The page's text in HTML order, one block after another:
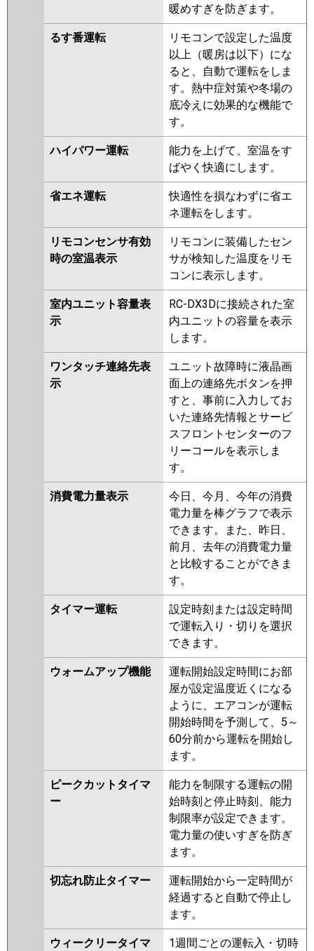
暖めすぎを防ぎます。
るす番運転
リモコンで設定した温度
以上（暖房は以下）にな
ると、自動で運転をしま
す。熱中症対策や冬場の
底冷えに効果的な機能で
す。
ハイパワー運転
能力を上げて、室温をす
ばやく快適にします。
省エネ運転
快適性を損なわずに省エ
ネ運転をします。
リモコンセンサ有効
時の室温表示
リモコンに装備したセン
サが検知した温度をリモ
コンに表示します。
室内ユニット容量表
示
RC-DX3Dに接続された室
内ユニットの容量を表示
します。
ワンタッチ連絡先表
示
ユニット故障時に液晶画
面上の連絡先ボタンを押
すと、事前に入力してお
いた連絡先情報とサービ
スフロントセンターのフ
リーコールを表示しま
す。
消費電力量表示
今日、今月、今年の消費
電力量を棒グラフで表示
できます。また、昨日、
前月、去年の消費電力量
と比較することができま
す。
タイマー運転
設定時刻または設定時間
で運転入り・切りを選択
できます。
ウォームアップ機能
運転開始設定時間にお部
屋が設定温度近くになる
ように、エアコンが運転
開始時間を予測して、5～
60分前から運転を開始し
ます。
ピークカットタイマ
ー
能力を制限する運転の開
始時刻と停止時刻、能力
制限率が設定できます。
電力量の使いすぎを防ぎ
ます。
切忘れ防止タイマー
運転開始から一定時間が
経過すると自動で停止し
ます。
ウィークリータイマ
1週間ごとの運転入・切時